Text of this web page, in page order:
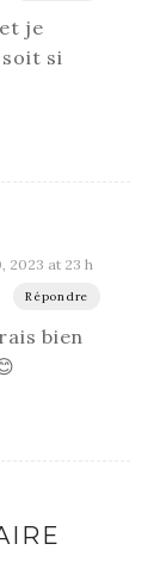
je
si
2023 at 23 h
Répondre
bien